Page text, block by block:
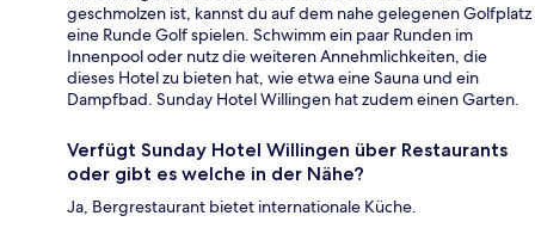
geschmolzen ist, kannst du auf dem nahe gelegenen Golfplatz
eine Runde Golf spielen. Schwimm ein paar Runden im
Innenpool oder nutz die weiteren Annehmlichkeiten, die
dieses Hotel zu bieten hat, wie etwa eine Sauna und ein
Dampfbad. Sunday Hotel Willingen hat zudem einen Garten.
Verfügt Sunday Hotel Willingen über Restaurants
oder gibt es welche in der Nähe?
Ja, Bergrestaurant bietet internationale Küche.